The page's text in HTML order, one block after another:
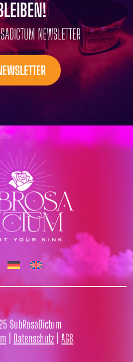
NEWSLETTER
SubRosaDictum
Datenschutz |AGB